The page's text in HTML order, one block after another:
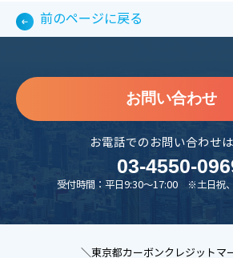
前のページに戻る
お問い合わせ
お電話でのお問い合わせ
03-4550-
受付時間：平日9:30～17:00 ※土日祝
＼東京都カーボンクレジットマ